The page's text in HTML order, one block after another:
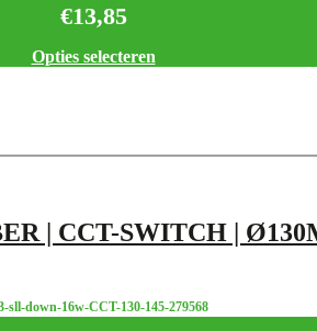
€13,85
Opties selecteren
| CCT-SWITCH |
sll-down-16w-CCT-130-145-279568